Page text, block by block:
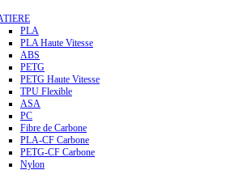
PLA
PLA Haute Vitesse
ABS
PETG
PETG Haute Vitesse
TPU Flexible
ASA
PC
Fibre de Carbone
PLA-CF Carbone
PETG-CF Carbone
Nylon